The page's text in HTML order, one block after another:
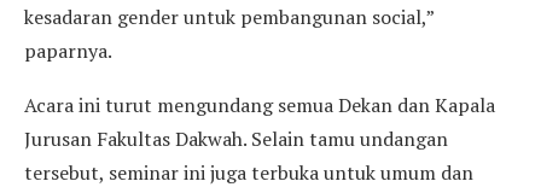
kesadaran gender untuk pembangunan social,”
paparnya.
Acara ini turut mengundang semua Dekan dan Kapala
Jurusan Fakultas Dakwah. Selain tamu undangan
tersebut, seminar ini juga terbuka untuk umum dan